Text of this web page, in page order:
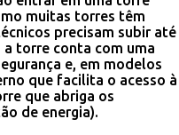
muitas torres têm
precisam subir até
a torre conta com uma
e, em modelos
que facilita o acesso à
que abriga os
de energia).